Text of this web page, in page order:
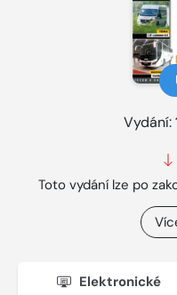
Vydání:
Toto vydání lze po
Elektronické